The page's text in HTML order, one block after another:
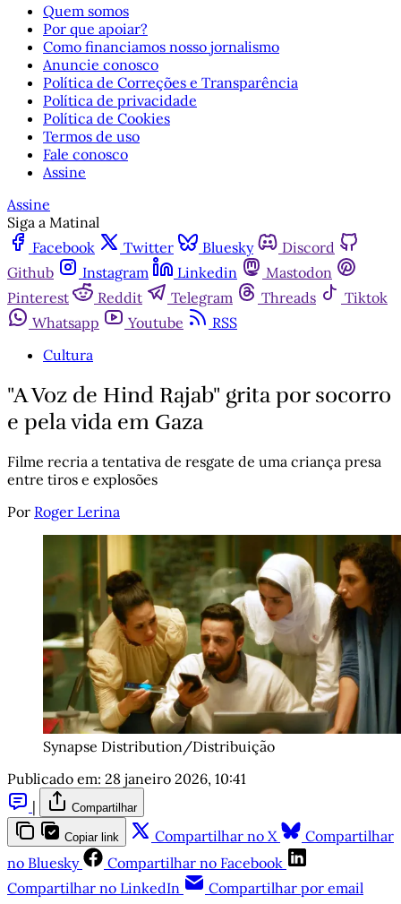
Quem somos
Por que apoiar?
Como financiamos nosso jornalismo
Anuncie conosco
Política de Correções e Transparência
Política de privacidade
Política de Cookies
Termos de uso
Fale conosco
Assine
Assine
Siga a Matinal
Facebook
Twitter Bluesky
Discord
Github
Instagram Linkedin
Mastodon
Pinterest
Reddit Telegram Threads
Tiktok
Whatsapp
Youtube
RSS
Cultura
"A Voz de Hind Rajab" grita por socorro
e pela vida em Gaza
Filme recria a tentativa de resgate de uma criança presa
entre tiros e explosões
Por Roger Lerina
Synapse Distribution/Distribuição
Publicado em: 28 janeiro 2026, 10:41
|
Compartilhar
Copiar link Compartilhar no X
Compartilhar
no Bluesky
Compartilhar no Facebook
Compartilhar no LinkedIn
Compartilhar por email